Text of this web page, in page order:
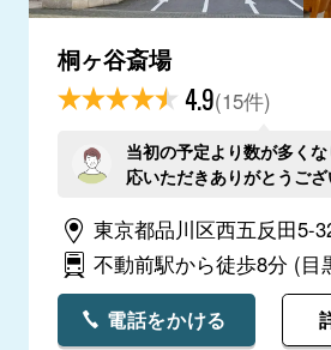
桐ヶ谷斎場
4.9(15件)
当初の予定より数が多く
応いただきありがとうござ
東京都品川区西五反田5-
不動前駅から徒歩8分 (目
電話をかける